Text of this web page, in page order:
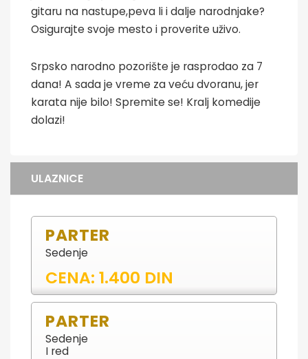
gitaru na nastupe,peva li i dalje narodnjake?
Osigurajte svoje mesto i proverite uživo.
Srpsko narodno pozorište je rasprodao za 7
dana! A sada je vreme za veću dvoranu, jer
karata nije bilo! Spremite se! Kralj komedije
dolazi!
ULAZNICE
PARTER
Sedenje
CENA: 1.400 DIN
PARTER
Sedenje
I red